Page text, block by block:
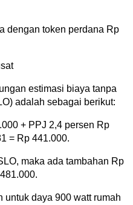
dengan token perdana Rp
estimasi biaya tanpa
adalah sebagai berikut:
+ PPJ 2,4 persen Rp
= Rp 441.000.
maka ada tambahan Rp
untuk daya 900 watt rumah